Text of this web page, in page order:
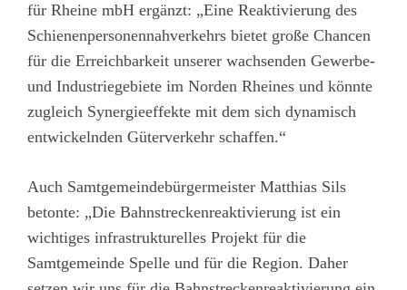
für Rheine mbH ergänzt: „Eine Reaktivierung des
Schienenpersonennahverkehrs bietet große Chancen
für die Erreichbarkeit unserer wachsenden Gewerbe-
und Industriegebiete im Norden Rheines und könnte
zugleich Synergieeffekte mit dem sich dynamisch
entwickelnden Güterverkehr schaffen.“
Auch Samtgemeindebürgermeister Matthias Sils
betonte: „Die Bahnstreckenreaktivierung ist ein
wichtiges infrastrukturelles Projekt für die
Samtgemeinde Spelle und für die Region. Daher